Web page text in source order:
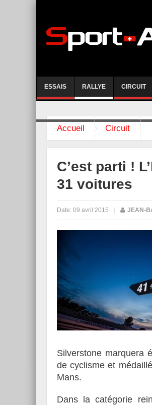
ESSAIS RALLYE CIRCUIT
Accueil Circuit
C’est parti !
31 voitures
Date: 09 avril 2015 JEAN-
Silverstone marquera
de cyclisme et
Mans.
Dans la catégorie